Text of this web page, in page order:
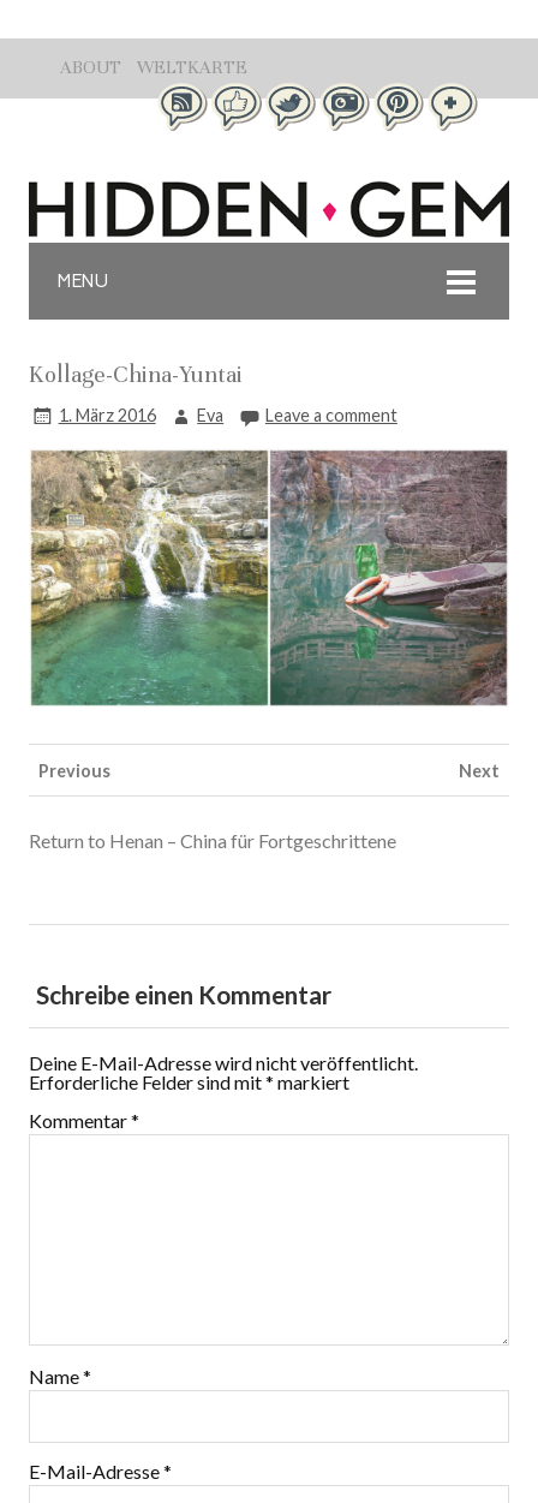
ABOUT WELTKARTE
MENU
Kollage-China-Yuntai
1. März 2016 Eva Leave a comment
Previous Next
Return to Henan – China für Fortgeschrittene
Schreibe einen Kommentar
Deine E-Mail-Adresse wird nicht veröffentlicht.
Erforderliche Felder sind mit* markiert
Kommentar*
Name*
E-Mail-Adresse*